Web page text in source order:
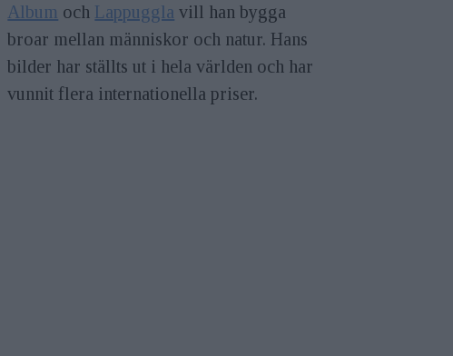
Album och Lappuggla vill han bygga
broar mellan människor och natur. Hans
bilder har ställts ut i hela världen och har
vunnit flera internationella priser.